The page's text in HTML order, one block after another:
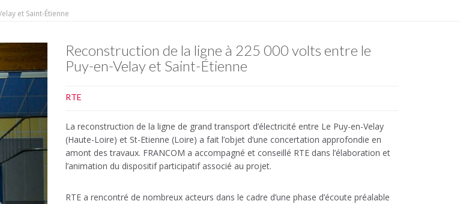
et Saint-Étienne
Reconstruction de la ligne à 225 000 volts entre le
Puy-en-Velay et Saint-Étienne
RTE
La reconstruction de la ligne de grand transport d’électricité entre Le Puy-en-Velay
(Haute-Loire) et St-Etienne (Loire) a fait l’objet d’une concertation approfondie en
amont des travaux. FRANCOM a accompagné et conseillé RTE dans l’élaboration et
l’animation du dispositif participatif associé au projet.
RTE a rencontré de nombreux acteurs dans le cadre d’une phase d’écoute préalable